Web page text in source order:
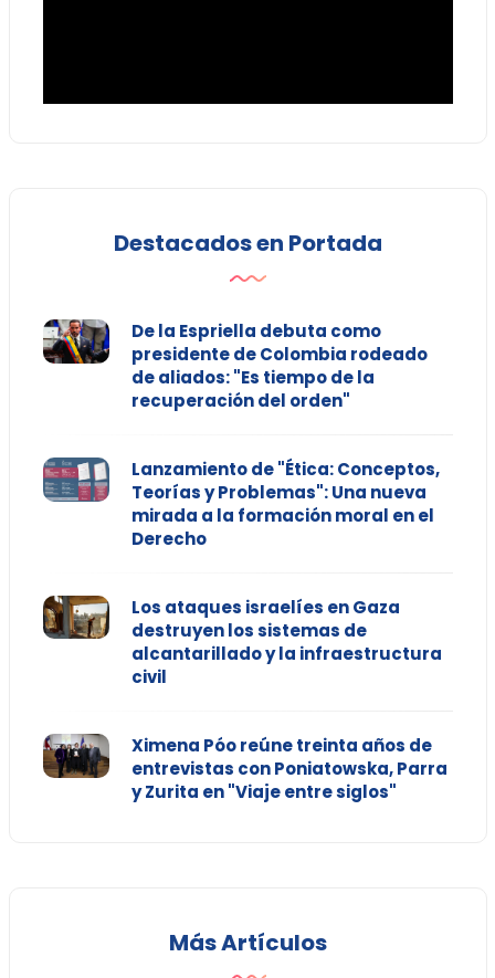
Destacados en Portada
De la Espriella debuta como
presidente de Colombia rodeado
de aliados: "Es tiempo de la
recuperación del orden"
Lanzamiento de "Ética: Conceptos,
Teorías y Problemas": Una nueva
mirada a la formación moral en el
Derecho
Los ataques israelíes en Gaza
destruyen los sistemas de
alcantarillado y la infraestructura
civil
Ximena Póo reúne treinta años de
entrevistas con Poniatowska, Parra
y Zurita en "Viaje entre siglos"
Más Artículos